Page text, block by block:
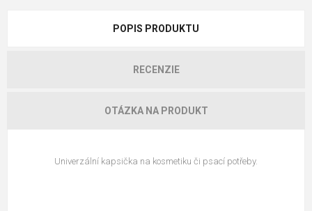
POPIS PRODUKTU
RECENZIE
OTÁZKA NA PRODUKT
Univerzální kapsička na kosmetiku či psací potřeby.